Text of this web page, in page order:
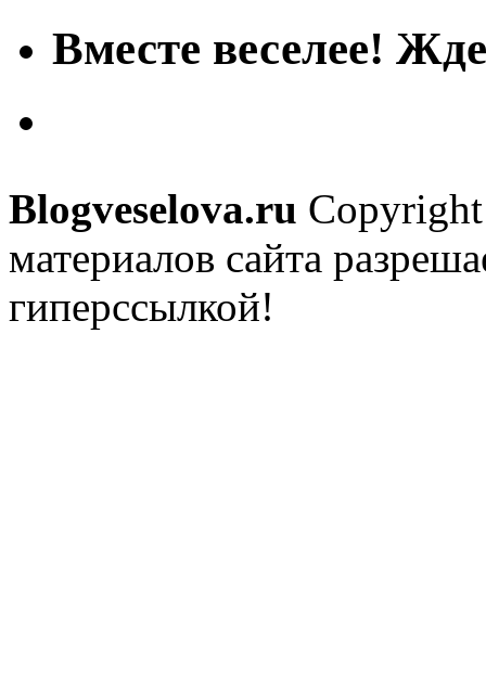
Вместе веселее!
Blogveselova.ru
материалов сайта
гиперссылкой!